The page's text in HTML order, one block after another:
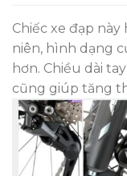
Chiếc xe đạp
niên, hình dạng
hơn. Chiều dài
cũng giúp tăng